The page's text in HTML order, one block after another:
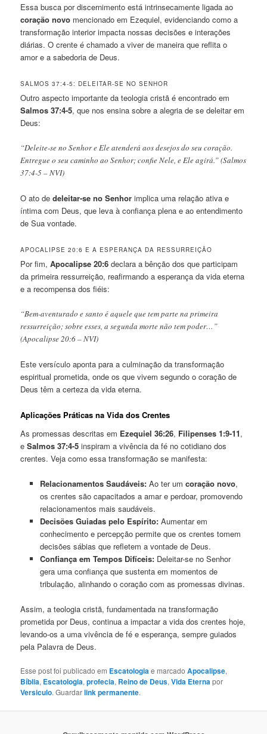
Essa busca por discernimento está intrinsecamente ligada ao
coração novo mencionado em Ezequiel, evidenciando como a
transformação interior impacta nossas decisões e interações
diárias. O crente é chamado a viver de maneira que reflita o
amor e a sabedoria de Deus.
SALMOS 37:4-5: DELEITAR-SE NO SENHOR
Outro aspecto importante da teologia cristã é encontrado em
Salmos 37:4-5, que nos ensina sobre a alegria de se deleitar em
Deus:
“Deleite-se no Senhor e Ele atenderá aos desejos do seu coração.
Entregue o seu caminho ao Senhor; confie Nele, e Ele agirá.” (Salmos
37:4-5 – NVI)
O ato dedeleitar-se no Senhor implica uma relação ativa e
íntima com Deus, que leva à confiança plena e ao entendimento
de Sua vontade.
APOCALIPSE 20:6 E A ESPERANÇA DA RESSURREIÇÃO
Por fim,Apocalipse 20:6 declara a bênção dos que participam
da primeira ressurreição, reafirmando a esperança da vida eterna
e a recompensa dos fiéis:
“Bem-aventurado e santo é aquele que tem parte na primeira
ressurreição; sobre esses, a segunda morte não tem poder…”
(Apocalipse 20:6 – NVI)
Este versículo aponta para a culminação da transformação
espiritual prometida, onde os que vivem segundo o coração de
Deus têm a certeza da vida eterna.
Aplicações Práticas na Vida dos Crentes
As promessas descritas em Ezequiel 36:26, Filipenses 1:9-11,
eSalmos 37:4-5 inspiram a vivência da fé no cotidiano dos
crentes. Veja como essa transformação se manifesta:
Relacionamentos Saudáveis:Ao ter um coração novo,
os crentes são capacitados a amar e perdoar, promovendo
relacionamentos mais saudáveis.
Decisões Guiadas pelo Espírito:Aumentar em
conhecimento e percepção permite que os crentes tomem
decisões sábias que refletem a vontade de Deus.
Confiança em Tempos Difíceis:Deleitar-se no Senhor
gera uma confiança que sustenta em momentos de
tribulação, alinhando o coração com as promessas divinas.
Assim, a teologia cristã, fundamentada na transformação
prometida por Deus, continua a impactar a vida dos crentes hoje,
levando-os a uma vivência de fé e esperança, sempre guiados
pela Palavra de Deus.
Esse post foi publicado em Escatologiae marcadoApocalipse,
Bíblia, Escatologia,profecia, Reino de Deus,Vida Eternapor
Versiculo. Guardarlink permanente.